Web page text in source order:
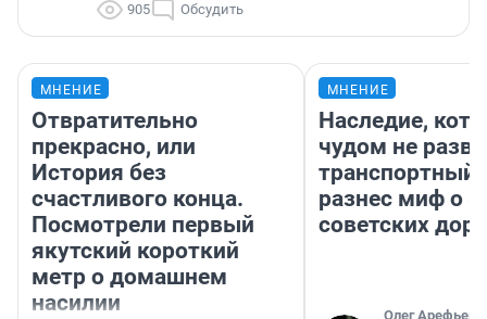
905 Обсудить
МНЕНИЕ
Отвратительно
прекрасно, или
История без
счастливого конца.
Посмотрели первый
якутский короткий
метр о домашнем
насилии
МНЕНИЕ
Наследие,
чудом не
транспортный
разнес миф о
советских
Олег Арефьев